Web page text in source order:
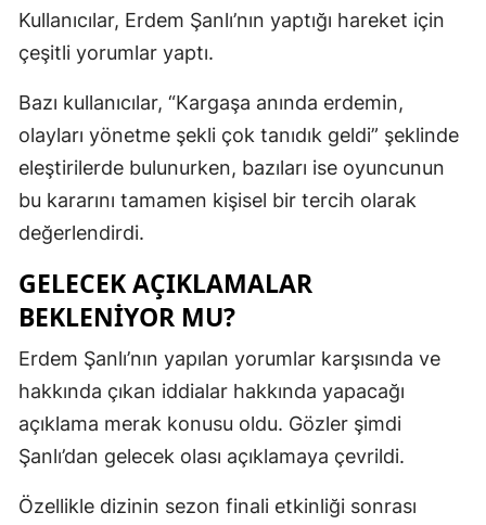
Manisa
Mardin
Muş
Sakarya
Samsun
Siirt
Kullanıcılar, Erdem Şanlı’nın yaptığı hareket için
çeşitli yorumlar yaptı.
Bazı kullanıcılar, “Kargaşa anında erdemin,
olayları yönetme şekli çok tanıdık geldi” şeklinde
eleştirilerde bulunurken, bazıları ise oyuncunun
bu kararını tamamen kişisel bir tercih olarak
değerlendirdi.
GELECEK AÇIKLAMALAR
BEKLENIYOR MU?
Erdem Şanlı’nın yapılan yorumlar karşısında ve
hakkında çıkan iddialar hakkında yapacağı
açıklama merak konusu oldu. Gözler şimdi
Şanlı’dan gelecek olası açıklamaya çevrildi.
Özellikle dizinin sezon finali etkinliği sonrası